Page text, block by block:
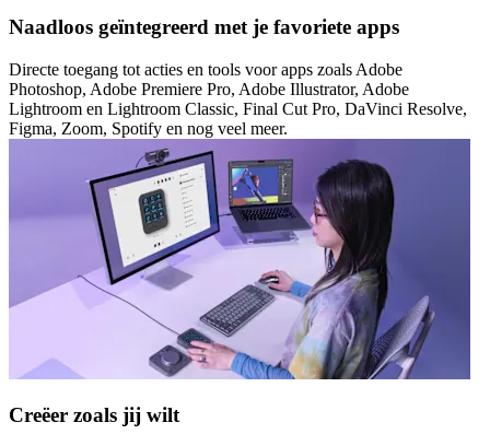
Naadloos geïntegreerd met je favoriete apps
Directe toegang tot acties en tools voor apps zoals Adobe
Photoshop, Adobe Premiere Pro, Adobe Illustrator, Adobe
Lightroom en Lightroom Classic, Final Cut Pro, DaVinci Resolve,
Figma, Zoom, Spotify en nog veel meer.
Creëer zoals jij wilt